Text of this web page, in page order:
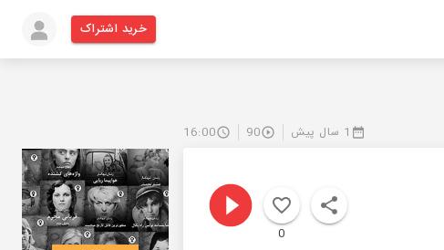
خرید اشتراک
1 سال پیش 90
16:00
0